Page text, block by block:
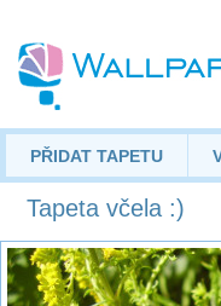
PŘIDAT TAPETU
Tapeta včela :)